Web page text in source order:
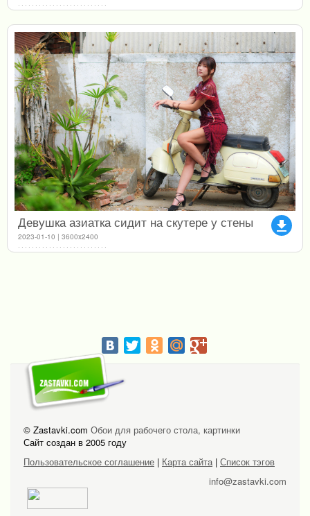
file_download
Девушка азиатка сидит на скутере у стены
2023-01-10 | 3600x2400
© Zastavki.com Обои для рабочего стола, картинки
Сайт создан в 2005 году
Пользовательское соглашение | Карта сайта| Список тэгов
info@zastavki.com